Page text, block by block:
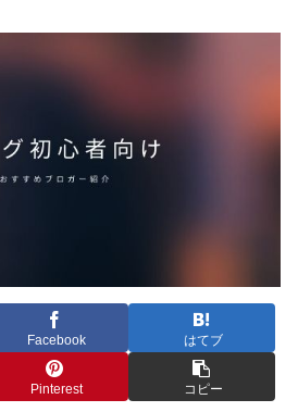
Facebook はてブ
Pinterest コピー